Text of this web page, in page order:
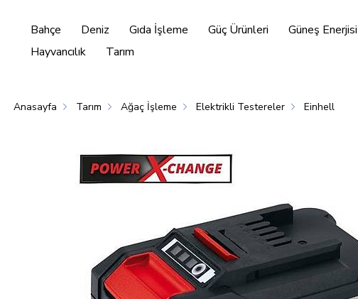
Bahçe Deniz Gıda İşleme Güç Ürünleri
Güneş Enerjisi
Hayvancılık
Tarım
Anasayfa Tarım Ağaç İşleme Elektrikli Testereler Einhell